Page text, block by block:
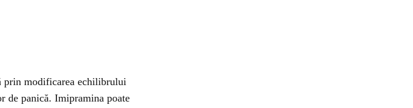
prin modificarea echilibrului
de panică. Imipramina poate